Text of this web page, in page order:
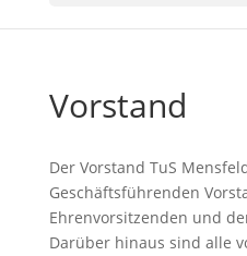
Vorstand
Der Vorstand TuS
Geschäftsführenden
Ehrenvorsitzenden und
Darüber hinaus sind alle